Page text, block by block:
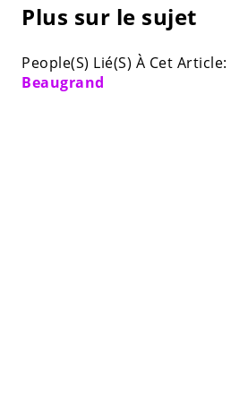
Plus sur le sujet
People(S) Lié(S) À Cet Article:
Beaugrand